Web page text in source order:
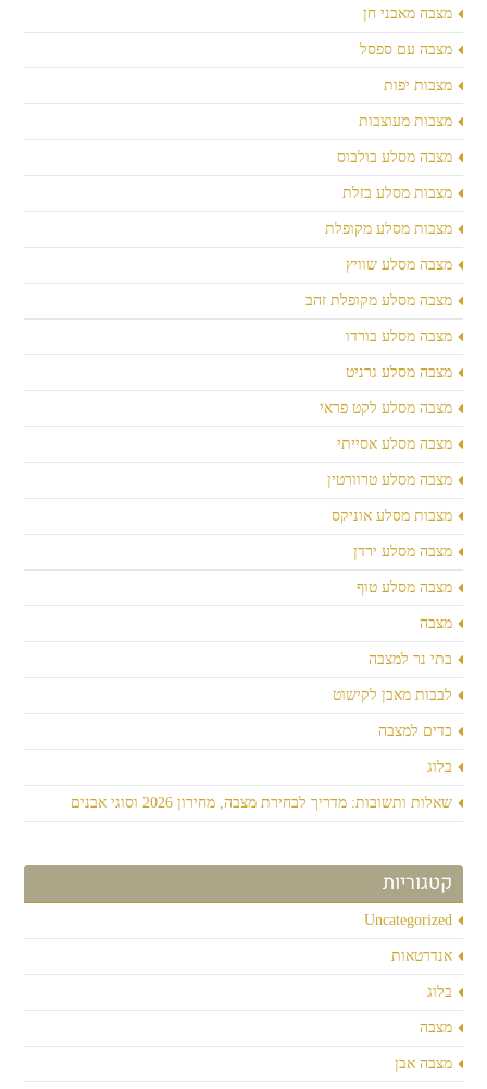
מצבה מאבני חן
מצבה עם ספסל
מצבות יפות
מצבות מעוצבות
מצבה מסלע בולבוס
מצבות מסלע בזלת
מצבות מסלע מקופלת
מצבה מסלע שוויץ
מצבה מסלע מקופלת זהב
מצבה מסלע בורדו
מצבה מסלע גרניט
מצבה מסלע לקט פראי
מצבה מסלע אסייתי
מצבה מסלע טרוורטין
מצבות מסלע אוניקס
מצבה מסלע ירדן
מצבה מסלע טוף
מצבה
בתי נר למצבה
לבבות מאבן לקישוט
כדים למצבה
בלוג
שאלות ותשובות: מדריך לבחירת מצבה, מחירון 2026 וסוגי אבנים
קטגוריות
Uncategorized
אנדרטאות
בלוג
מצבה
מצבה אבן